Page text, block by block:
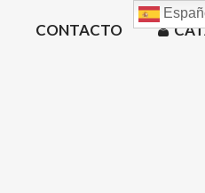
CONTACTO